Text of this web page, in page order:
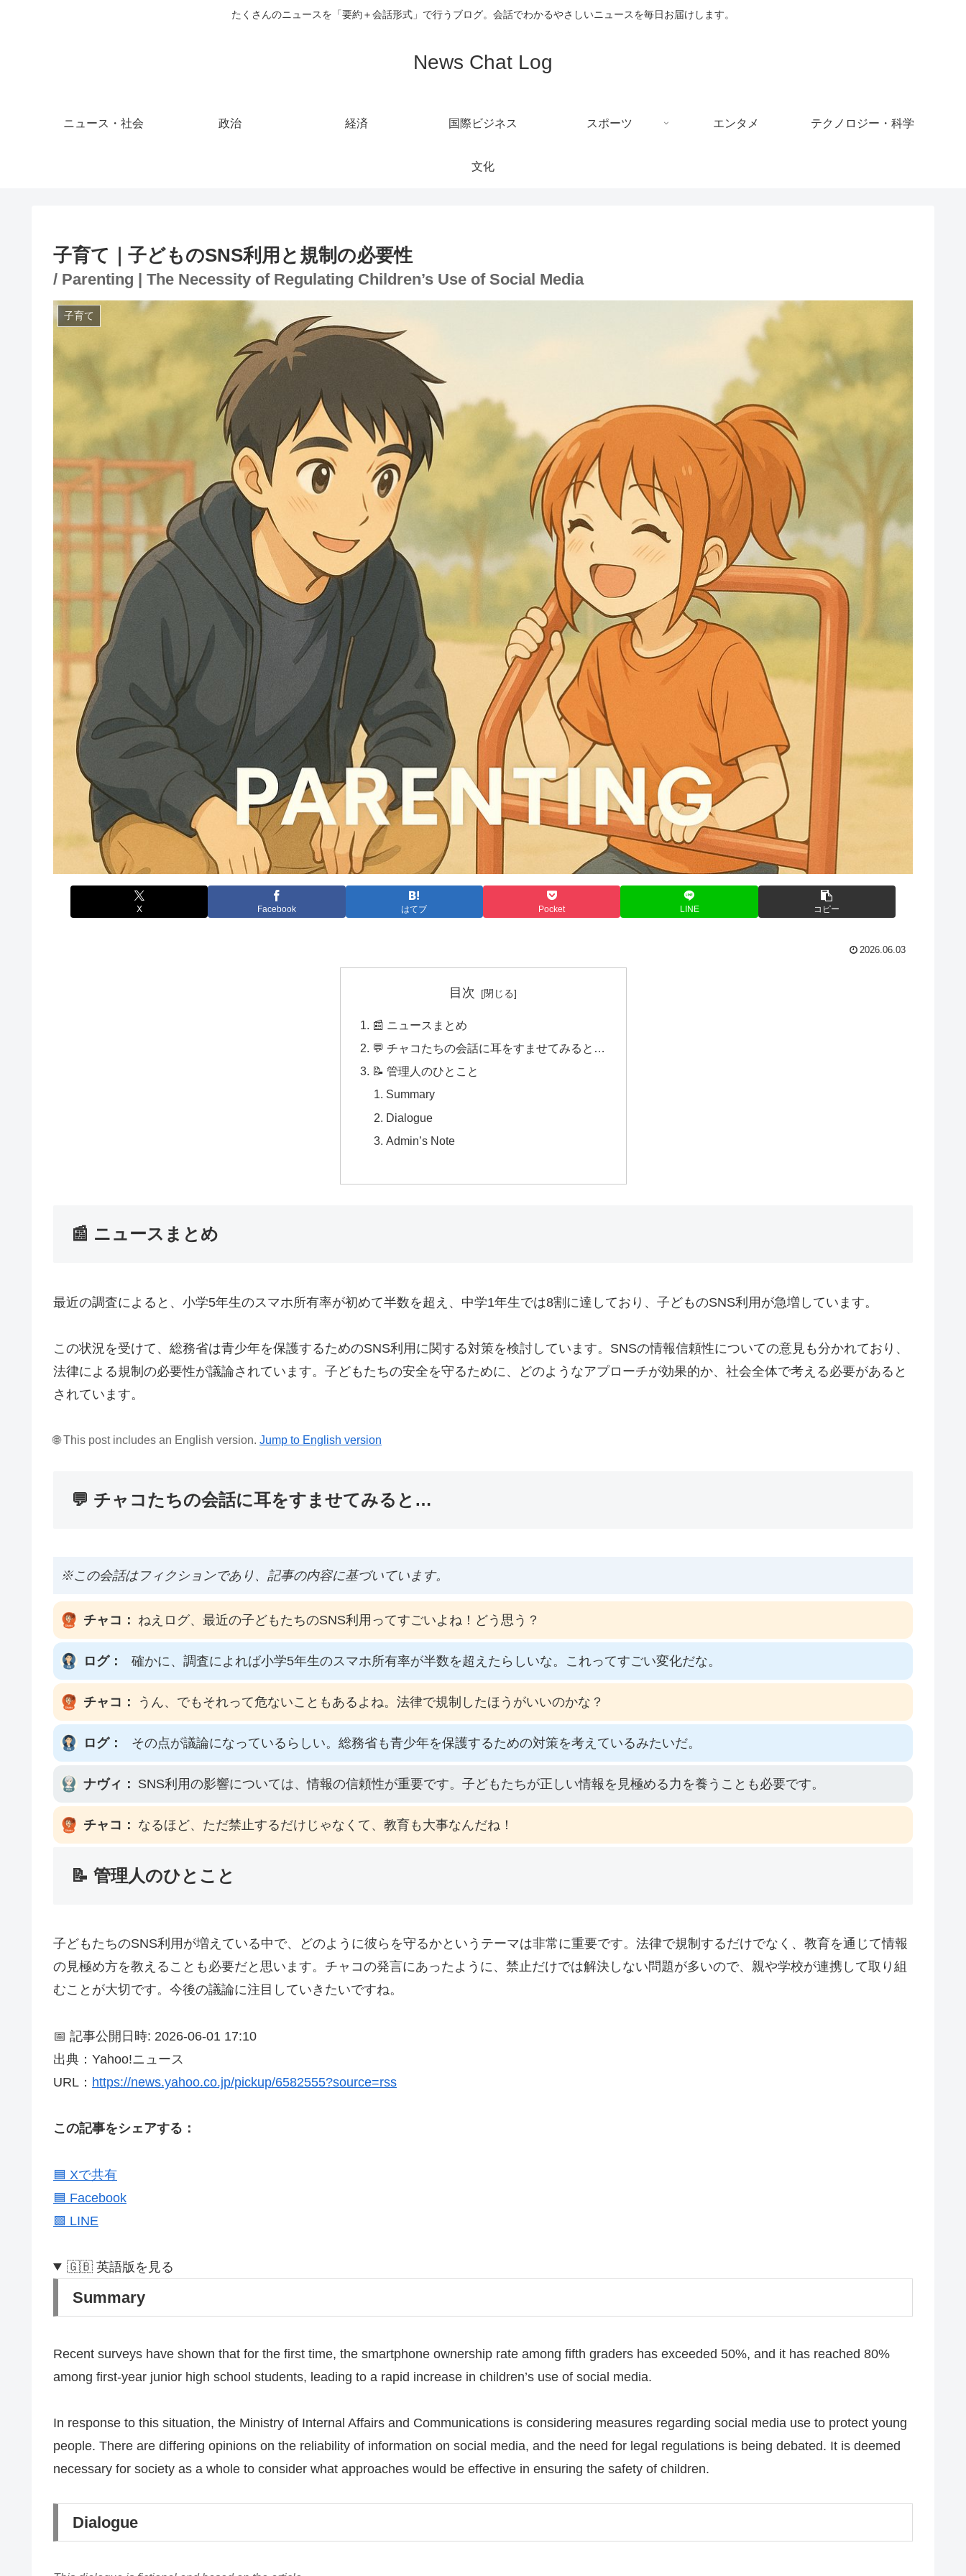
たくさんのニュースを「要約＋会話形式」で行うブログ。会話でわかるやさしいニュースを毎日お届けします。
News Chat Log
ニュース・社会 政治 経済 国際ビジネス スポーツ エンタメ テクノロジー・科学
文化
子育て｜子どものSNS利用と規制の必要性
/ Parenting | The Necessity of Regulating Children’s Use of Social Media
子育て
X Facebook はてブ Pocket LINE コピー
2026.06.03
目次
📰 ニュースまとめ
💬 チャコたちの会話に耳をすませてみると…
📝 管理人のひとこと
Summary
Dialogue
Admin’s Note
📰 ニュースまとめ
最近の調査によると、小学5年生のスマホ所有率が初めて半数を超え、中学1年生では8割に達しており、子どものSNS利用が急増しています。
この状況を受けて、総務省は青少年を保護するためのSNS利用に関する対策を検討しています。SNSの情報信頼性についての意見も分かれており、
法律による規制の必要性が議論されています。子どもたちの安全を守るために、どのようなアプローチが効果的か、社会全体で考える必要があると
されています。
🌐 This post includes an English version. Jump to English version
💬 チャコたちの会話に耳をすませてみると…
※この会話はフィクションであり、記事の内容に基づいています。
チャコ： ねえログ、最近の子どもたちのSNS利用ってすごいよね！どう思う？
ログ： 確かに、調査によれば小学5年生のスマホ所有率が半数を超えたらしいな。これってすごい変化だな。
チャコ： うん、でもそれって危ないこともあるよね。法律で規制したほうがいいのかな？
ログ： その点が議論になっているらしい。総務省も青少年を保護するための対策を考えているみたいだ。
ナヴィ： SNS利用の影響については、情報の信頼性が重要です。子どもたちが正しい情報を見極める力を養うことも必要です。
チャコ： なるほど、ただ禁止するだけじゃなくて、教育も大事なんだね！
📝 管理人のひとこと
子どもたちのSNS利用が増えている中で、どのように彼らを守るかというテーマは非常に重要です。法律で規制するだけでなく、教育を通じて情報
の見極め方を教えることも必要だと思います。チャコの発言にあったように、禁止だけでは解決しない問題が多いので、親や学校が連携して取り組
むことが大切です。今後の議論に注目していきたいですね。
📅 記事公開日時: 2026-06-01 17:10
出典：Yahoo!ニュース
URL： https://news.yahoo.co.jp/pickup/6582555?source=rss
この記事をシェアする：
🟦 Xで共有
🟦 Facebook
🟩 LINE
🇬🇧 英語版を見る
Summary
Recent surveys have shown that for the first time, the smartphone ownership rate among fifth graders has exceeded 50%, and it has reached 80%
among first-year junior high school students, leading to a rapid increase in children’s use of social media.
In response to this situation, the Ministry of Internal Affairs and Communications is considering measures regarding social media use to protect young
people. There are differing opinions on the reliability of information on social media, and the need for legal regulations is being debated. It is deemed
necessary for society as a whole to consider what approaches would be effective in ensuring the safety of children.
Dialogue